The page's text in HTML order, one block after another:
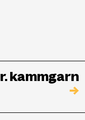
kammgarn
→